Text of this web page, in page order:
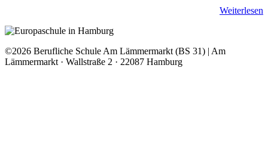
Weiterlesen
©2026 Berufliche Schule Am Lämmermarkt (BS 31) | Am
Lämmermarkt · Wallstraße 2 · 22087 Hamburg